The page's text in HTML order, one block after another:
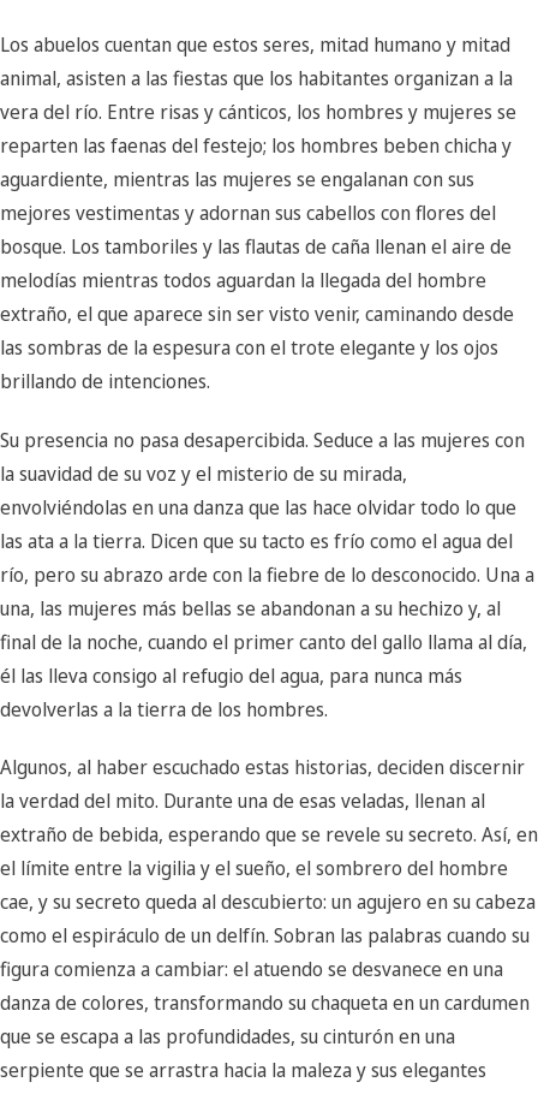
Los abuelos cuentan que estos seres, mitad humano y mitad
animal, asisten a las fiestas que los habitantes organizan a la
vera del río. Entre risas y cánticos, los hombres y mujeres se
reparten las faenas del festejo; los hombres beben chicha y
aguardiente, mientras las mujeres se engalanan con sus
mejores vestimentas y adornan sus cabellos con flores del
bosque. Los tamboriles y las flautas de caña llenan el aire de
melodías mientras todos aguardan la llegada del hombre
extraño, el que aparece sin ser visto venir, caminando desde
las sombras de la espesura con el trote elegante y los ojos
brillando de intenciones.
Su presencia no pasa desapercibida. Seduce a las mujeres con
la suavidad de su voz y el misterio de su mirada,
envolviéndolas en una danza que las hace olvidar todo lo que
las ata a la tierra. Dicen que su tacto es frío como el agua del
río, pero su abrazo arde con la fiebre de lo desconocido. Una a
una, las mujeres más bellas se abandonan a su hechizo y, al
final de la noche, cuando el primer canto del gallo llama al día,
él las lleva consigo al refugio del agua, para nunca más
devolverlas a la tierra de los hombres.
Algunos, al haber escuchado estas historias, deciden discernir
la verdad del mito. Durante una de esas veladas, llenan al
extraño de bebida, esperando que se revele su secreto. Así, en
el límite entre la vigilia y el sueño, el sombrero del hombre
cae, y su secreto queda al descubierto: un agujero en su cabeza
como el espiráculo de un delfín. Sobran las palabras cuando su
figura comienza a cambiar: el atuendo se desvanece en una
danza de colores, transformando su chaqueta en un cardumen
que se escapa a las profundidades, su cinturón en una
serpiente que se arrastra hacia la maleza y sus elegantes